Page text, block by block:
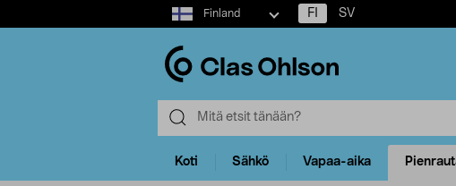
Select
market
Finland FI SV
Koti Sähkö Vapaa-aika